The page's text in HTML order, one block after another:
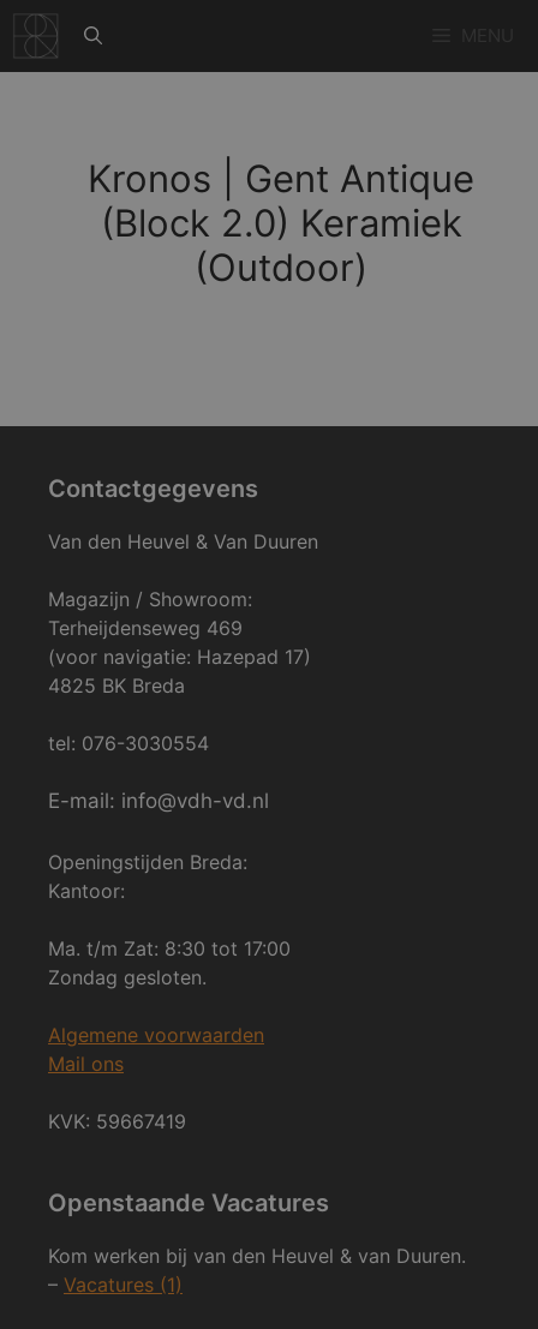
naar
de
Kronos | Gent Antique
(Block 2.0) Keramiek
(Outdoor)
Contactgegevens
Van den Heuvel & Van Duuren
Magazijn / Showroom:
Terheijdenseweg 469
(voor navigatie: Hazepad 17)
4825 BK Breda
tel: 076-3030554
E-mail: info@vdh-vd.nl
Openingstijden Breda:
Kantoor:
Ma. t/m Zat: 8:30 tot 17:00
Zondag gesloten.
Algemene voorwaarden
Mail ons
KVK: 59667419
Openstaande Vacatures
Kom werken bij van den Heuvel & van Duuren.
– Vacatures (1)